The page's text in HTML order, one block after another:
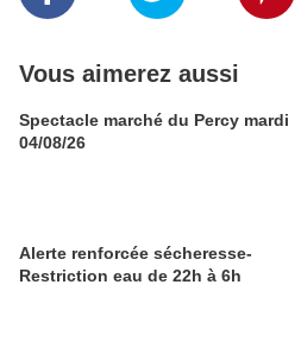
Vous aimerez aussi
Spectacle marché du Percy mardi
04/08/26
Alerte renforcée sécheresse-
Restriction eau de 22h à 6h